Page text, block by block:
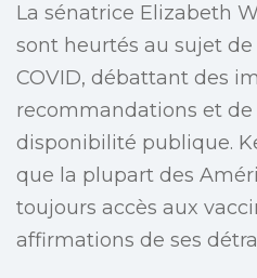
La sénatrice Elizabeth
sont heurtés au sujet de
COVID, débattant des
recommandations et
disponibilité publique.
que la plupart des
toujours accès aux
affirmations de ses